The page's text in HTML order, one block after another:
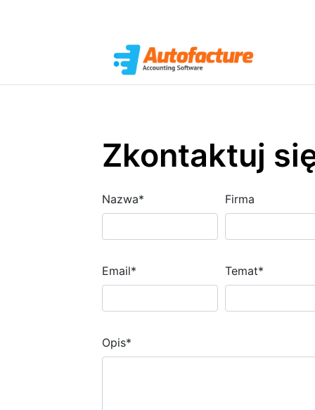
Zkontaktuj
Nazwa* Firma
Email* Temat*
Opis*